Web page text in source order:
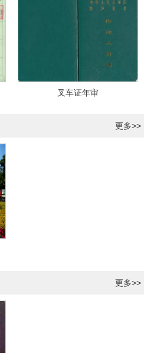
叉车证年审
更多>>
更多>>